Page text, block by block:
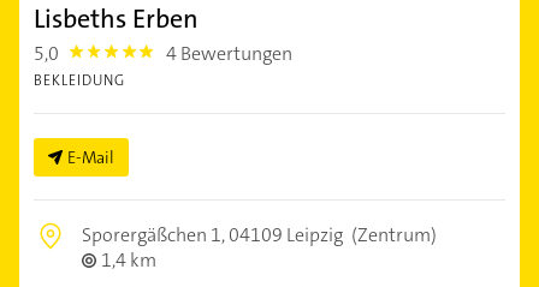
Lisbeths Erben
5,0 5.0 4 Bewertungen
BEKLEIDUNG
E-Mail
Sporergäßchen 1,04109 Leipzig (Zentrum)
1,4 km